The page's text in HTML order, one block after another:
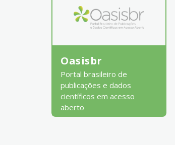
Oasisbr
Portal brasileiro de
publicações e dados
científicos em acesso
aberto